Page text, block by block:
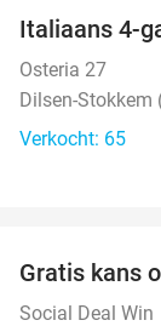
Italiaans 4-
Osteria 27
Dilsen-Stokkem
Verkocht: 65
Gratis kans
Social Deal Win